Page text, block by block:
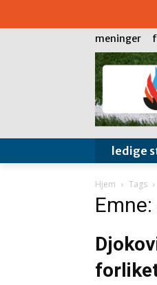
meninger
ledige
Hjem Tags
NTB-AFP -